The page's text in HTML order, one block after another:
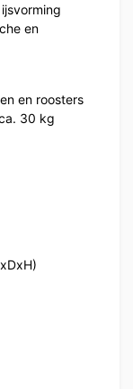
en
en roosters
30 kg